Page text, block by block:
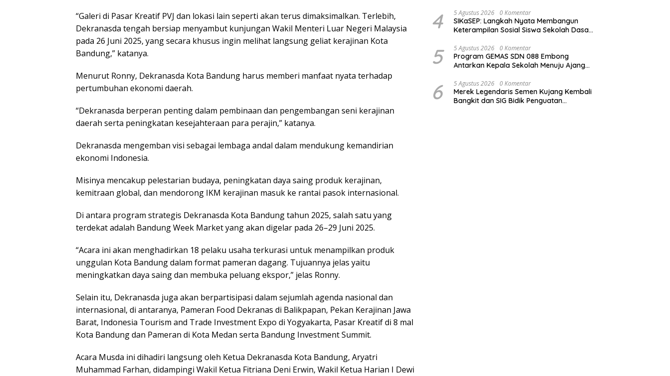
“Galeri di Pasar Kreatif PVJ dan lokasi lain seperti akan terus dimaksimalkan. Terlebih,
Dekranasda tengah bersiap menyambut kunjungan Wakil Menteri Luar Negeri Malaysia
pada 26 Juni 2025, yang secara khusus ingin melihat langsung geliat kerajinan Kota
Bandung,” katanya.
Menurut Ronny, Dekranasda Kota Bandung harus memberi manfaat nyata terhadap
pertumbuhan ekonomi daerah.
“Dekranasda berperan penting dalam pembinaan dan pengembangan seni kerajinan
daerah serta peningkatan kesejahteraan para perajin,” katanya.
Dekranasda mengemban visi sebagai lembaga andal dalam mendukung kemandirian
ekonomi Indonesia.
Misinya mencakup pelestarian budaya, peningkatan daya saing produk kerajinan,
kemitraan global, dan mendorong IKM kerajinan masuk ke rantai pasok internasional.
Di antara program strategis Dekranasda Kota Bandung tahun 2025, salah satu yang
terdekat adalah Bandung Week Market yang akan digelar pada 26–29 Juni 2025.
“Acara ini akan menghadirkan 18 pelaku usaha terkurasi untuk menampilkan produk
unggulan Kota Bandung dalam format pameran dagang. Tujuannya jelas yaitu
meningkatkan daya saing dan membuka peluang ekspor,” jelas Ronny.
Selain itu, Dekranasda juga akan berpartisipasi dalam sejumlah agenda nasional dan
internasional, di antaranya, Pameran Food Dekranas di Balikpapan, Pekan Kerajinan Jawa
Barat, Indonesia Tourism and Trade Investment Expo di Yogyakarta, Pasar Kreatif di 8 mal
Kota Bandung dan Pameran di Kota Medan serta Bandung Investment Summit.
Acara Musda ini dihadiri langsung oleh Ketua Dekranasda Kota Bandung, Aryatri
Muhammad Farhan, didampingi Wakil Ketua Fitriana Deni Erwin, Wakil Ketua Harian I Dewi
4 5 Agustus 2026 0 Komentar
SIKaSEP: Langkah Nyata Membangun
Keterampilan Sosial Siswa Sekolah Dasar
5 5 Agustus 2026 0 Komentar
Program GEMAS SDN 088 Embong
Antarkan Kepala Sekolah Menuju Ajang
Barat 2026
6 5 Agustus 2026 0 Komentar
Merek Legendaris Semen Kujang Kembali
Bangkit dan SIG Bidik Penguatan